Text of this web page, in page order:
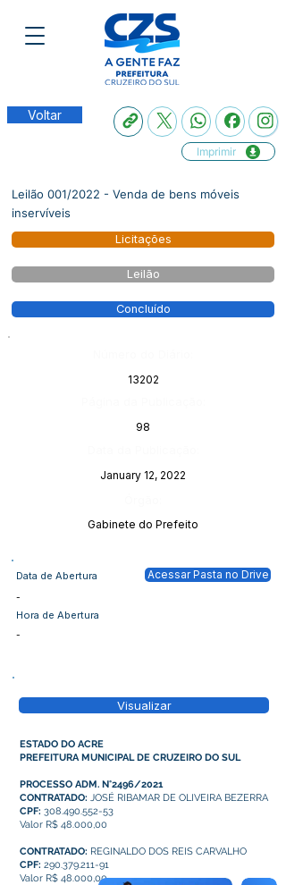
Voltar
Imprimir
Leilão 001/2022 - Venda de bens móveis
inservíveis
Licitações
Leilão
Concluído
13202
98
January 12, 2022
Gabinete do Prefeito
Data de Abertura
-
Hora de Abertura
Acessar Pasta no Drive
-
Visualizar
ESTADO DO ACRE
PREFEITURA MUNICIPAL DE CRUZEIRO DO SUL
PROCESSO ADM. N°2496/2021
CONTRATADO: JOSÉ RIBAMAR DE OLIVEIRA BEZERRA
CPF: 308.490.552-53
Valor R$ 48.000,00
CONTRATADO: REGINALDO DOS REIS CARVALHO
CPF: 290.379.211-91
Valor R$ 48.000,00